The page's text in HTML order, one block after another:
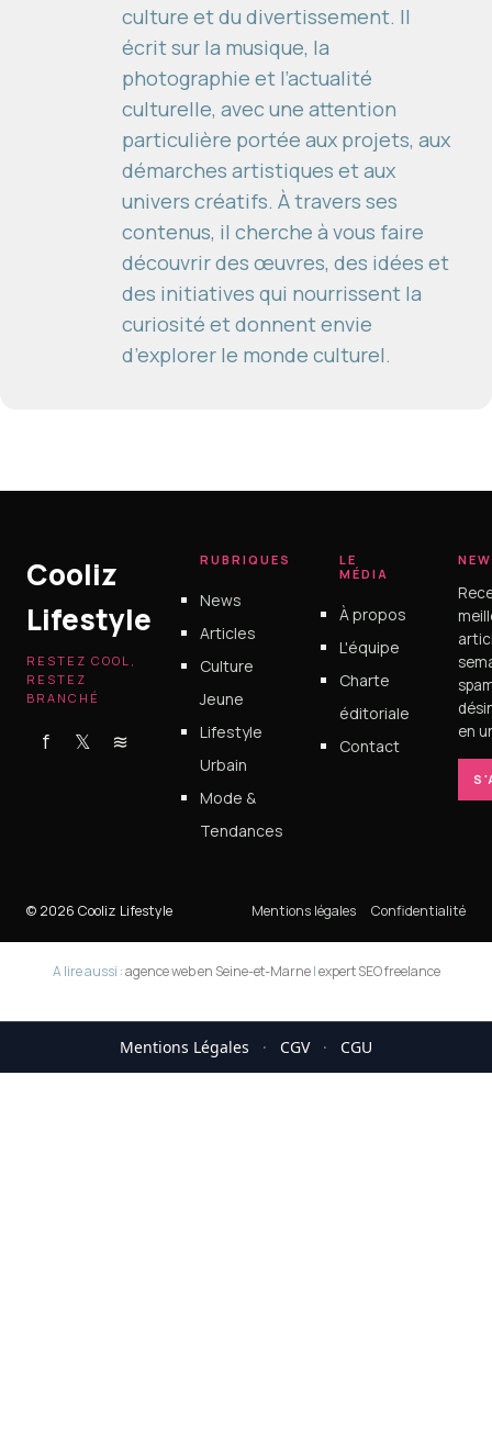
culture et du divertissement. Il
écrit sur la musique, la
photographie et l’actualité
culturelle, avec une attention
particulière portée aux projets, aux
démarches artistiques et aux
univers créatifs. À travers ses
contenus, il cherche à vous faire
découvrir des œuvres, des idées et
des initiatives qui nourrissent la
curiosité et donnent envie
d’explorer le monde culturel.
Cooliz
Lifestyle
RESTEZ COOL,
RESTEZ
BRANCHÉ
f 𝕏 ≋
RUBRIQUES
News
Articles
Culture
Jeune
Lifestyle
Urbain
Mode &
Tendances
LE
MÉDIA
À propos
L'équipe
Charte
éditoriale
Contact
en
© 2026 Cooliz Lifestyle Mentions légales Confidentialité
A lire aussi :agence web en Seine-et-Marne|expert SEO freelance
Mentions Légales · CGV · CGU